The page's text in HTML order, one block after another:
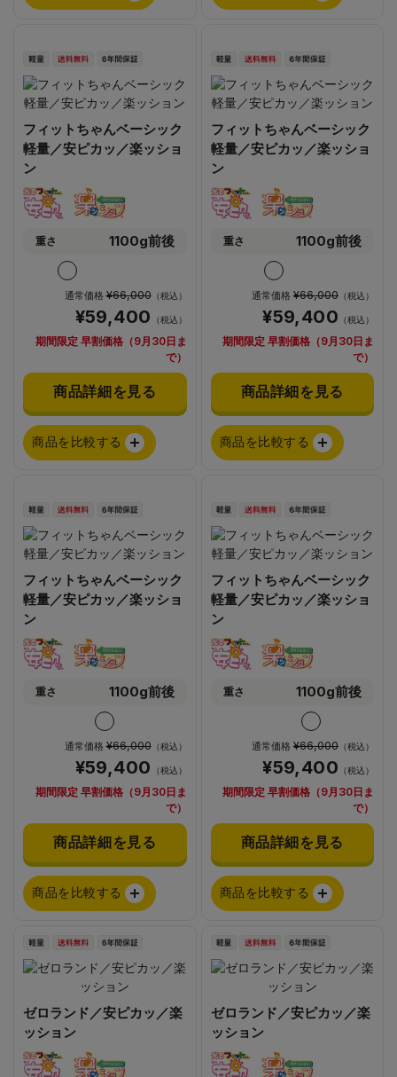
フィットちゃんベーシック
軽量／安ピカッ／楽ッショ
ン
重さ 1100g前後
通常価格¥66,000（税込）
¥59,400 （税込）
期間限定 早割価格（9月30日ま
で）
商品詳細を見る
商品を比較する
フィットちゃんベーシック
軽量／安ピカッ／楽ッショ
ン
重さ 1100g前後
通常価格 ¥66,000 （税込）
¥59,400 （税込）
期間限定 早割価格（9月30日ま
で）
商品詳細を見る
商品を比較する
フィットちゃんベーシック
軽量／安ピカッ／楽ッショ
ン
重さ 1100g前後
通常価格¥66,000（税込）
¥59,400 （税込）
期間限定 早割価格（9月30日ま
で）
商品詳細を見る
商品を比較する
フィットちゃんベーシック
軽量／安ピカッ／楽ッショ
ン
重さ 1100g前後
通常価格 ¥66,000 （税込）
¥59,400 （税込）
期間限定 早割価格（9月30日ま
で）
商品詳細を見る
商品を比較する
ゼロランド／安ピカッ／楽
ッション
ゼロランド／安ピカッ／楽
ッション